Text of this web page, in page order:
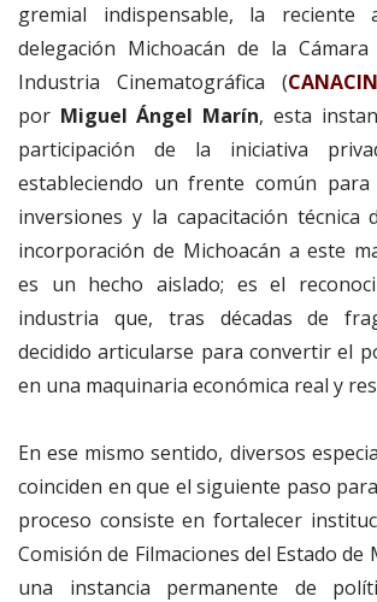
gremial indispensable, la reciente
delegación Michoacán de la
Industria Cinematográfica (
por Miguel Ángel Marín, esta
participación de la iniciativa
estableciendo un frente común
inversiones y la capacitación técnica
incorporación de Michoacán a este
es un hecho aislado; es el
industria que, tras décadas de
decidido articularse para convertir el
en una maquinaria económica real y
En ese mismo sentido, diversos
coinciden en que el siguiente paso
proceso consiste en fortalecer
Comisión de Filmaciones del Estado de
una instancia permanente de